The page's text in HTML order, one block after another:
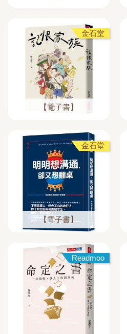
金石堂
【電子書】
金石堂
【電子書】
Readmoo